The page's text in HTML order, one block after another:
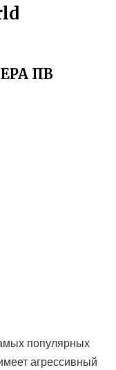
ПВ
популярных
агрессивный